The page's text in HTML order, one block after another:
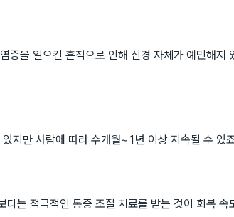
증을 일으킨 흔적으로 인해 신경 자체가 예민해져
지만 사람에 따라 수개월~1년 이상 지속될 수 있
다는 적극적인 통증 조절 치료를 받는 것이 회복 속